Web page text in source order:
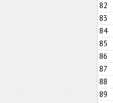
82
83
84
85
86
87
88
89